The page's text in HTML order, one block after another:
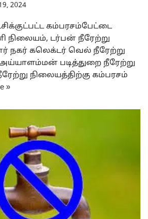
2024
கம்பரசம்பேட்டை
டர்பன் நீரேற்று
நகர் கலெக்டர் வெல் நீரேற்று
படித்துறை நீரேற்று
நிலையத்திற்கு கம்பரசம்
»